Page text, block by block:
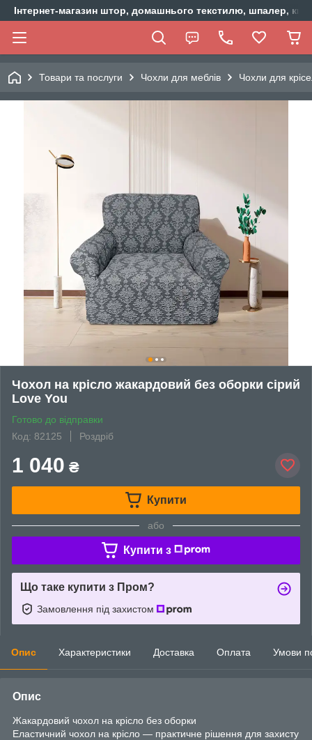
Інтернет-магазин штор, домашнього текстилю, шпалер,
Товари та послуги Чохли для меблів Чохли для
Чохол на крісло жакардовий без оборки сірий
Love You
Готово до відправки
Код: 82125
Роздріб
1 040 ₴
Купити
або
Купити з
Що таке купити з Пром?
Замовлення під захистом
Опис Характеристики Доставка Оплата Умови
Опис
Жакардовий чохол на крісло без оборки
Еластичний чохол на крісло — практичне рішення для захисту